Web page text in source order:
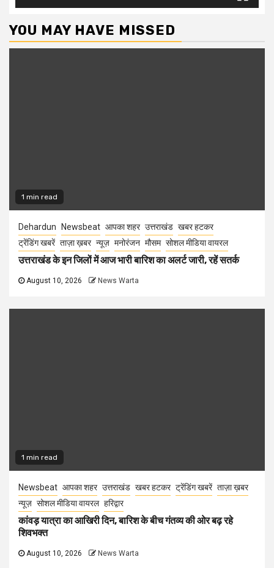
YOU MAY HAVE MISSED
1 min read
Dehardun Newsbeat आपका शहर उत्तराखंड खबर हटकर
ट्रेंडिंग खबरें ताज़ा ख़बर न्यूज़ मनोरंजन मौसम सोशल मीडिया वायरल
उत्तराखंड के इन जिलों में आज भारी बारिश का अलर्ट जारी, रहें सतर्क
August 10, 2026 News Warta
1 min read
Newsbeat आपका शहर उत्तराखंड खबर हटकर ट्रेंडिंग खबरें ताज़ा ख़बर
न्यूज़ सोशल मीडिया वायरल हरिद्वार
कांवड़ यात्रा का आखिरी दिन, बारिश के बीच गंतव्य की ओर बढ़ रहे
शिवभक्त
August 10, 2026 News Warta